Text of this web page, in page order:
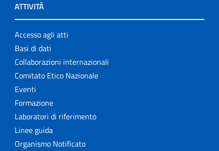
ATTIVITÀ
Accesso agli atti
Basi di dati
Collaborazioni internazionali
Comitato Etico Nazionale
Eventi
Formazione
Laboratori di riferimento
Linee guida
Organismo Notificato